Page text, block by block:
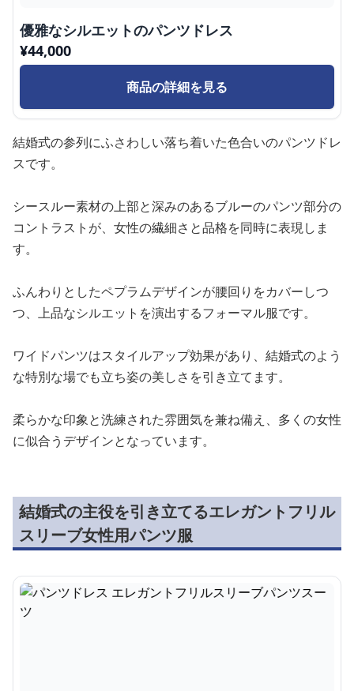
優雅なシルエットのパンツドレス
¥44,000
商品の詳細を見る
結婚式の参列にふさわしい落ち着いた色合いのパンツドレ
スです。
シースルー素材の上部と深みのあるブルーのパンツ部分の
コントラストが、女性の繊細さと品格を同時に表現しま
す。
ふんわりとしたペプラムデザインが腰回りをカバーしつ
つ、上品なシルエットを演出するフォーマル服です。
ワイドパンツはスタイルアップ効果があり、結婚式のよう
な特別な場でも立ち姿の美しさを引き立てます。
柔らかな印象と洗練された雰囲気を兼ね備え、多くの女性
に似合うデザインとなっています。
結婚式の主役を引き立てるエレガントフリル
スリーブ女性用パンツ服